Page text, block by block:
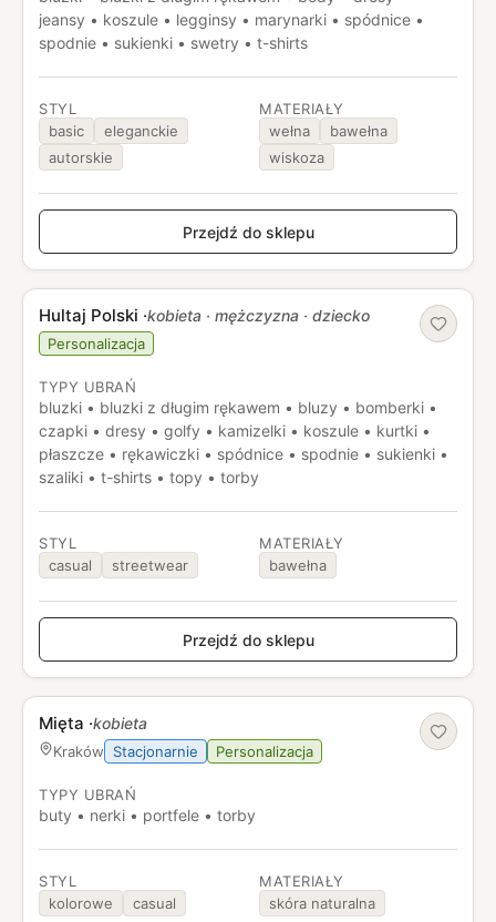
projektowane tak, aby łączyć estetykę z komfortem i
łatwo wpisywać się w różne codzienne sytuacje.
jeansy • koszule • legginsy • marynarki • spódnice •
spodnie • sukienki • swetry • t-shirts
STYL
basic
eleganckie
autorskie
MATERIAŁY
wełna
bawełna
wiskoza
Przejdź do sklepu
Hultaj Polski ·kobieta · mężczyzna · dziecko
Personalizacja
TYPY UBRAŃ
bluzki • bluzki z długim rękawem • bluzy • bomberki •
czapki • dresy • golfy • kamizelki • koszule • kurtki •
płaszcze • rękawiczki • spódnice • spodnie • sukienki •
szaliki • t-shirts • topy • torby
STYL
casual
streetwear
MATERIAŁY
bawełna
Przejdź do sklepu
Mięta ·kobieta
Kraków Stacjonarnie Personalizacja
TYPY UBRAŃ
buty • nerki • portfele • torby
STYL
kolorowe
casual
MATERIAŁY
skóra naturalna